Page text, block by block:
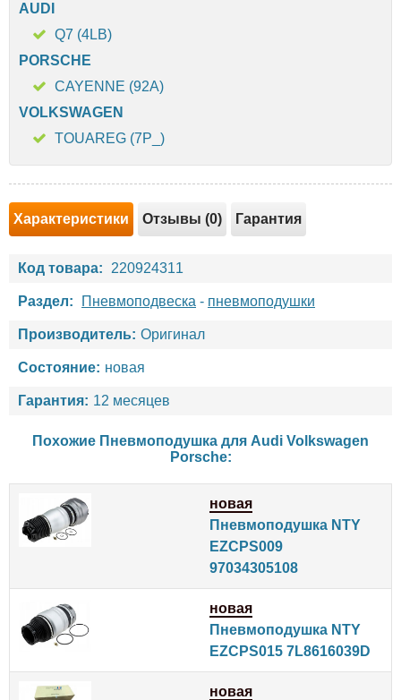
AUDI
Q7 (4LB)
PORSCHE
CAYENNE (92A)
VOLKSWAGEN
TOUAREG (7P_)
Характеристики Отзывы (0) Гарантия
Код товара: 220924311
Раздел: Пневмоподвеска - пневмоподушки
Производитель: Оригинал
Состояние: новая
Гарантия: 12 месяцев
Похожие Пневмоподушка для Audi Volkswagen
Porsche:
новая
Пневмоподушка NTY
EZCPS009
97034305108
новая
Пневмоподушка NTY
EZCPS015 7L8616039D
новая